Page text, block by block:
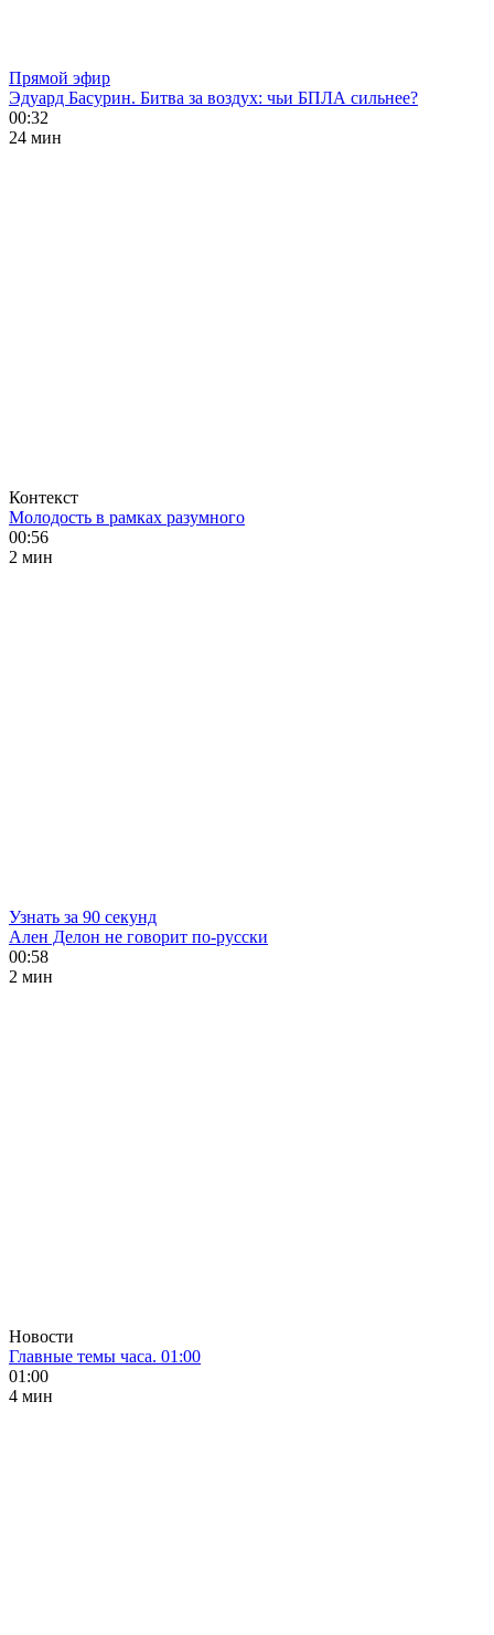
Прямой эфир
Эдуард Басурин. Битва за воздух: чьи БПЛА сильнее?
00:32
24 мин
Контекст
Молодость в рамках разумного
00:56
2 мин
Узнать за 90 секунд
Ален Делон не говорит по-русски
00:58
2 мин
Новости
Главные темы часа. 01:00
01:00
4 мин